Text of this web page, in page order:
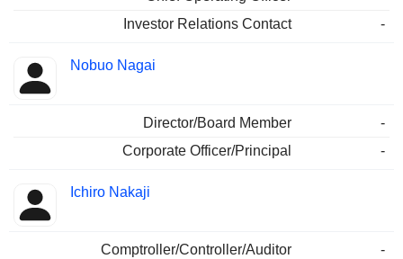
Investor Relations Contact
-
Nobuo Nagai
Director/Board Member
-
Corporate Officer/Principal
-
Ichiro Nakaji
Comptroller/Controller/Auditor -